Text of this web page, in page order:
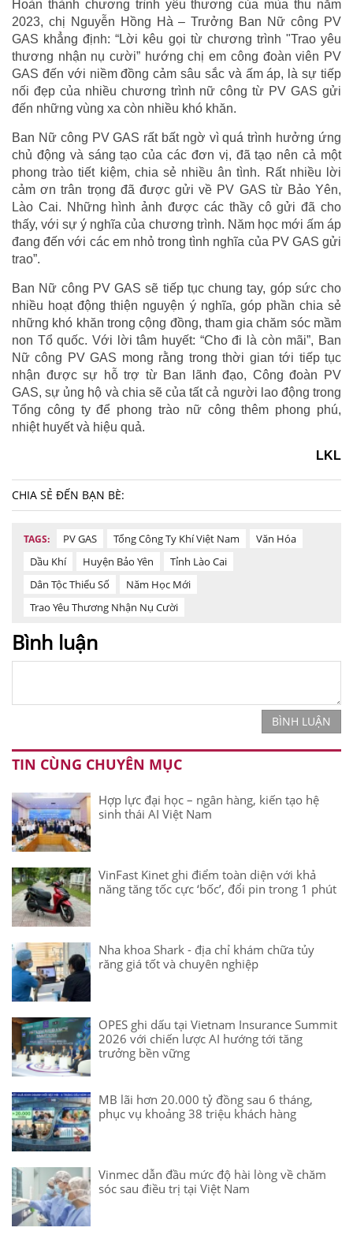
Hoàn thành chương trình yêu thương của mùa thu năm
2023, chị Nguyễn Hồng Hà – Trưởng Ban Nữ công PV
GAS khẳng định: “Lời kêu gọi từ chương trình "Trao yêu
thương nhận nụ cười” hướng chị em công đoàn viên PV
GAS đến với niềm đồng cảm sâu sắc và ấm áp, là sự tiếp
nối đẹp của nhiều chương trình nữ công từ PV GAS gửi
đến những vùng xa còn nhiều khó khăn.
Ban Nữ công PV GAS rất bất ngờ vì quá trình hưởng ứng
chủ động và sáng tạo của các đơn vị, đã tạo nên cả một
phong trào tiết kiệm, chia sẻ nhiều ân tình. Rất nhiều lời
cảm ơn trân trọng đã được gửi về PV GAS từ Bảo Yên,
Lào Cai. Những hình ảnh được các thầy cô gửi đã cho
thấy, với sự ý nghĩa của chương trình. Năm học mới ấm áp
đang đến với các em nhỏ trong tình nghĩa của PV GAS gửi
trao”.
Ban Nữ công PV GAS sẽ tiếp tục chung tay, góp sức cho
nhiều hoạt động thiện nguyện ý nghĩa, góp phần chia sẻ
những khó khăn trong cộng đồng, tham gia chăm sóc mầm
non Tổ quốc. Với lời tâm huyết: “Cho đi là còn mãi”, Ban
Nữ công PV GAS mong rằng trong thời gian tới tiếp tục
nhận được sự hỗ trợ từ Ban lãnh đạo, Công đoàn PV
GAS, sự ủng hộ và chia sẽ của tất cả người lao động trong
Tổng công ty để phong trào nữ công thêm phong phú,
nhiệt huyết và hiệu quả.
LKL
CHIA SẺ ĐẾN BẠN BÈ:
TAGS: PV GAS Tổng Công Ty Khí Việt Nam
Văn Hóa
Dầu Khí
Huyện Bảo Yên
Tỉnh Lào Cai
Dân Tộc Thiểu Số
Năm Học Mới
Trao Yêu Thương Nhận Nụ Cười
Bình luận
BÌNH LUẬN
TIN CÙNG CHUYÊN MỤC
Hợp lực đại học – ngân hàng, kiến tạo hệ
sinh thái AI Việt Nam
VinFast Kinet ghi điểm toàn diện với khả
năng tăng tốc cực ‘bốc’, đổi pin trong 1 phút
Nha khoa Shark - địa chỉ khám chữa tủy
răng giá tốt và chuyên nghiệp
OPES ghi dấu tại Vietnam Insurance Summit
2026 với chiến lược AI hướng tới tăng
trưởng bền vững
MB lãi hơn 20.000 tỷ đồng sau 6 tháng,
phục vụ khoảng 38 triệu khách hàng
Vinmec dẫn đầu mức độ hài lòng về chăm
sóc sau điều trị tại Việt Nam